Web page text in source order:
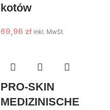
kotów
69,96 zł inkl. MwSt
PRO-SKIN
MEDIZINISCHE